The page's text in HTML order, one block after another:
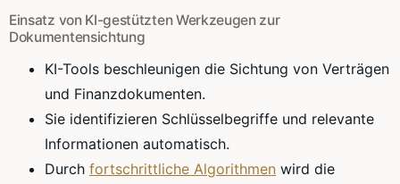
Einsatz von KI-gestützten Werkzeugen zur
Dokumentensichtung
KI-Tools beschleunigen die Sichtung von Verträgen
und Finanzdokumenten.
Sie identifizieren Schlüsselbegriffe und relevante
Informationen automatisch.
Durch fortschrittliche Algorithmen wird die